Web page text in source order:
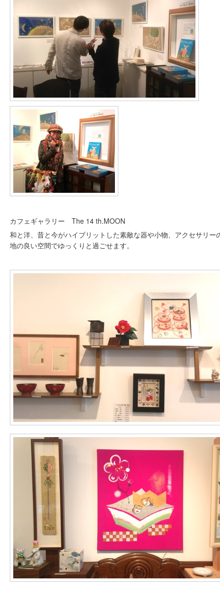
カフェギャラリー The 14 th.MOON
和と洋、昔と今がハイブリットした素敵な器や小物、アクセサリー
地の良い空間でゆっくりと過ごせます。